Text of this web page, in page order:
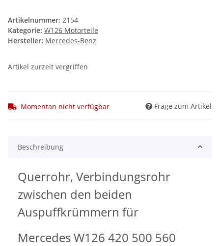
Artikelnummer: 2154
Kategorie: W126 Motorteile
Hersteller: Mercedes-Benz
Artikel zurzeit vergriffen
Momentan nicht verfügbar Frage zum Artikel
Beschreibung
Querrohr, Verbindungsrohr
zwischen den beiden
Auspuffkrümmern für
Mercedes W126 420 500 560